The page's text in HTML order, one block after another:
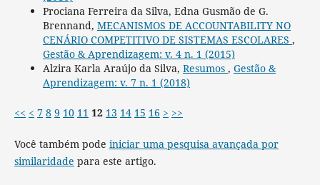
Prociana Ferreira da Silva, Edna Gusmão de G.
Brennand, MECANISMOS DE ACCOUNTABILITY NO
CENÁRIO COMPETITIVO DE SISTEMAS ESCOLARES ,
Gestão & Aprendizagem: v. 4 n. 1 (2015)
Alzira Karla Araújo da Silva, Resumos , Gestão &
Aprendizagem: v. 7 n. 1 (2018)
<< < 7 8 9 10 11 12 13 14 15 16 > >>
Você também pode iniciar uma pesquisa avançada por
similaridade para este artigo.